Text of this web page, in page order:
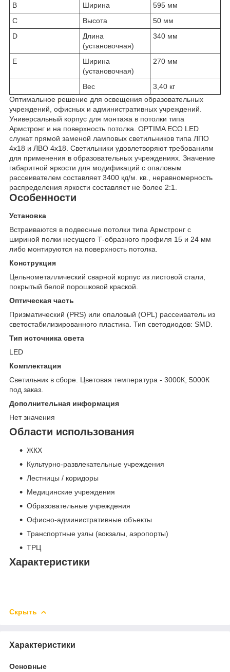
B
Ширина
595 мм
C
Высота
50 мм
D
Длина
(установочная)
340 мм
E
Ширина
(установочная)
270 мм
Вес
3,40 кг
Оптимальное решение для освещения образовательных
учреждений, офисных и административных учреждений.
Универсальный корпус для монтажа в потолки типа
Армстронг и на поверхность потолка. OPTIMA ECO LED
служат прямой заменой ламповых светильников типа ЛПО
4x18 и ЛВО 4x18. Светильники удовлетворяют требованиям
для применения в образовательных учреждениях. Значение
габаритной яркости для модификаций с опаловым
рассеивателем составляет 3400 кд/м. кв., неравномерность
распределения яркости составляет не более 2:1.
Особенности
Установка
Встраиваются в подвесные потолки типа Армстронг с
шириной полки несущего Т-образного профиля 15 и 24 мм
либо монтируются на поверхность потолка.
Конструкция
Цельнометаллический сварной корпус из листовой стали,
покрытый белой порошковой краской.
Оптическая часть
Призматический (PRS) или опаловый (OPL) рассеиватель из
светостабилизированного пластика. Тип светодиодов: SMD.
Тип источника света
LED
Комплектация
Светильник в сборе. Цветовая температура - 3000К, 5000К
под заказ.
Дополнительная информация
Нет значения
Области использования
ЖКХ
Культурно-развлекательные учреждения
Лестницы / коридоры
Медицинские учреждения
Образовательные учреждения
Офисно-административные объекты
Транспортные узлы (вокзалы, аэропорты)
ТРЦ
Характеристики
Скрыть
Характеристики
Основные